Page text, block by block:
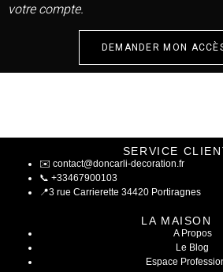
votre compte.
DEMANDER MON
SERVICE
✉️ contact@doncarli-decoration.fr
📞 +33467900103
📍3 rue Carrierette 34420 Portiragnes
LA MAISON
A Propos
Le Blog
Espace